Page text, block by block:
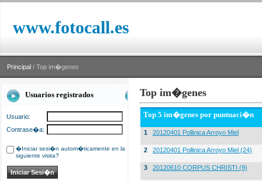
www.fotocall.es
Principal / Top im�genes
Usuarios registrados
Usuario:
Contrase�a:
�Iniciar sesi�n autom�ticamente en la
siguiente visita?
Top im�genes
Top 5 im�genes por puntuaci�n
1 20120401 Pollinica Arroyo Miel
2 20120401 Pollinica Arroyo Miel (24)
3 20120610 CORPUS CHRISTI (9)